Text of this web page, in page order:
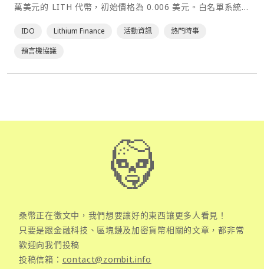
萬美元的 LITH 代幣，初始價格為 0.006 美元。白名單系統
IDO Lithium Finance 活動資訊
熱門時事
預言機協議
桑幣正在徵文中，我們想要讓好的東西讓更多人看見！
只要是跟金融科技、區塊鏈及加密貨幣相關的文章，都非常
歡迎向我們投稿
投稿信箱： contact@zombit.info